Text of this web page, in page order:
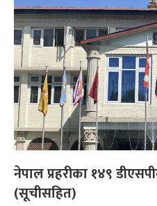
नेपाल प्रहरीका १४९
(सूचीसहित)